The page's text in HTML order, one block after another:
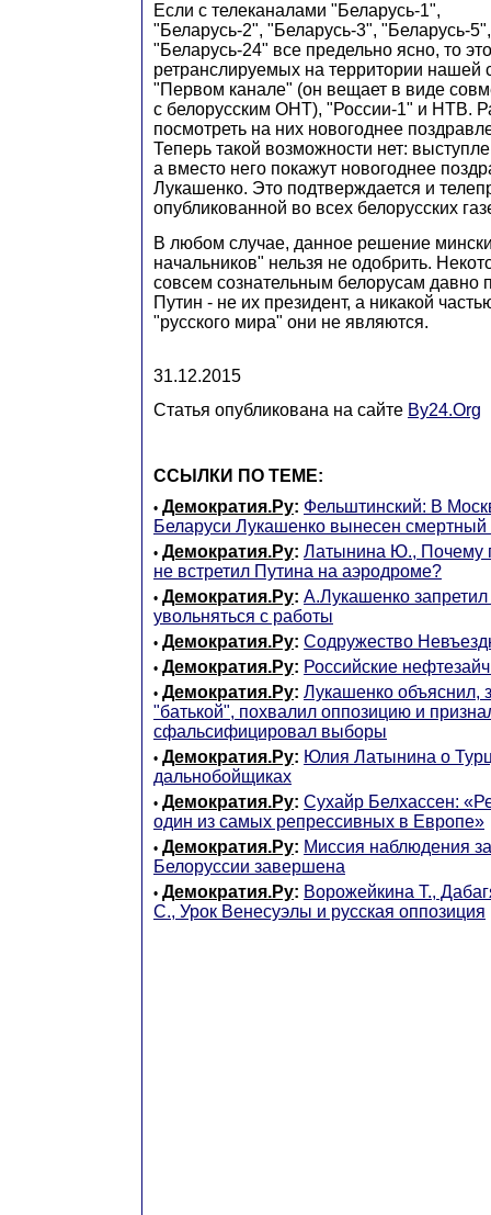
Если с телеканалами "Беларусь-1",
"Беларусь-2", "Беларусь-3", "Беларусь-
"Беларусь-24" все предельно ясно, то
ретранслируемых на территории нашей
"Первом канале" (он вещает в виде
с белорусским ОНТ), "России-1" и НТВ.
посмотреть на них новогоднее
Теперь такой возможности нет:
а вместо него покажут новогоднее
Лукашенко. Это подтверждается и
опубликованной во всех белорусских
В любом случае, данное решение
начальников" нельзя не одобрить.
совсем сознательным белорусам давно
Путин - не их президент, а никакой
"русского мира" они не являются.
31.12.2015
Статья опубликована на сайте By24.Org
ССЫЛКИ ПО ТЕМЕ:
• Демократия.Ру: Фельштинский: В
Беларуси Лукашенко вынесен смертный
• Демократия.Ру: Латынина Ю., Почему
не встретил Путина на аэродроме?
• Демократия.Ру: А.Лукашенко
увольняться с работы
• Демократия.Ру: Содружество
• Демократия.Ру: Российские
• Демократия.Ру: Лукашенко объяснил,
"батькой", похвалил оппозицию и
сфальсифицировал выборы
• Демократия.Ру: Юлия Латынина о
дальнобойщиках
• Демократия.Ру: Сухайр Белхассен:
один из самых репрессивных в Европе»
• Демократия.Ру: Миссия наблюдения
Белоруссии завершена
• Демократия.Ру: Ворожейкина Т.,
С., Урок Венесуэлы и русская оппозиция